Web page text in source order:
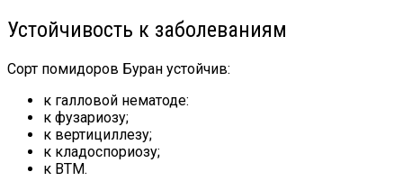
Устойчивость к заболеваниям
Сорт помидоров Буран устойчив:
к галловой нематоде:
к фузариозу;
к вертициллезу;
к кладоспориозу;
к ВТМ.